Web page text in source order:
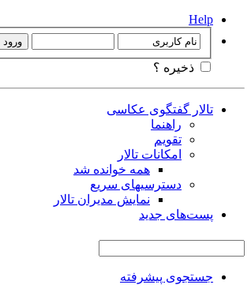
Help
ذخیره ؟
تالار گفتگوی عکاسی
راهنما
تقویم
امکانات تالار
همه خوانده شد
دسترسیهای سریع
نمایش مدیران تالار
پست‌های جدید
جستجوی پیشرفته